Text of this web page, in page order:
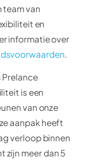
team van
en
informatie over
.
Prelance
is een
van onze
aanpak heeft
verloop binnen
zijn meer dan 5